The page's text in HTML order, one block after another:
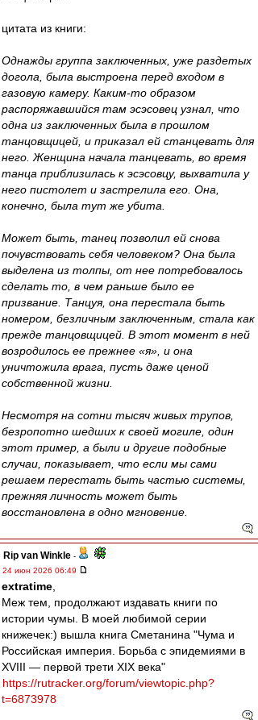
цитата из книги:
Однажды группа заключенных, уже раздетых
догола, была выстроена перед входом в
газовую камеру. Каким-то образом
распоряжавшийся там эсэсовец узнал, что
одна из заключенных была в прошлом
танцовщицей, и приказал ей станцевать для
него. Женщина начала танцевать, во время
танца приблизилась к эсэсовцу, выхватила у
него пистолет и застрелила его. Она,
конечно, была тут же убита.
Может быть, танец позволил ей снова
почувствовать себя человеком? Она была
выделена из толпы, от нее потребовалось
сделать то, в чем раньше было ее
призвание. Танцуя, она перестала быть
номером, безличным заключенным, стала как
прежде танцовщицей. В этот момент в ней
возродилось ее прежнее «я», и она
уничтожила врага, пусть даже ценой
собственной жизни.
Несмотря на сотни тысяч живых трупов,
безропотно шедших к своей могиле, один
этот пример, а были и другие подобные
случаи, показывает, что если мы сами
решаем перестать быть частью системы,
прежняя личность может быть
восстановлена в одно мгновение.
Rip van Winkle -
24 июн 2026 06:49
extratime
Меж тем, продолжают издавать книги по
истории чумы. В моей любимой серии
книжечек:) вышла книга Сметанина "Чума и
Российская империя. Борьба с эпидемиями в
XVIII — первой трети XIX века"
https://rutracker.org/forum/viewtopic.php?
t=6873978